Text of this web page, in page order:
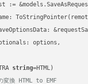
:=
options,
string
換 HTML to EMF